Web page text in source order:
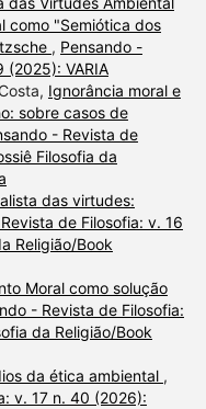
como "Semiótica dos
, Pensando -
(2025): VARIA
Ignorância moral e
sobre casos de
- Revista de
Filosofia da
das virtudes:
de Filosofia: v. 16
Religião/Book
Moral como solução
- Revista de Filosofia:
da Religião/Book
da ética ambiental ,
v. 17 n. 40 (2026):